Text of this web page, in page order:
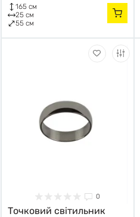
165 см
25 см
55 см
0
Точковий світильник